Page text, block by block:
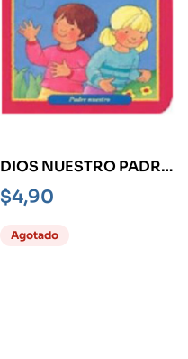
DIOS NUESTRO PADRE
-TD-
$4,90
Agotado